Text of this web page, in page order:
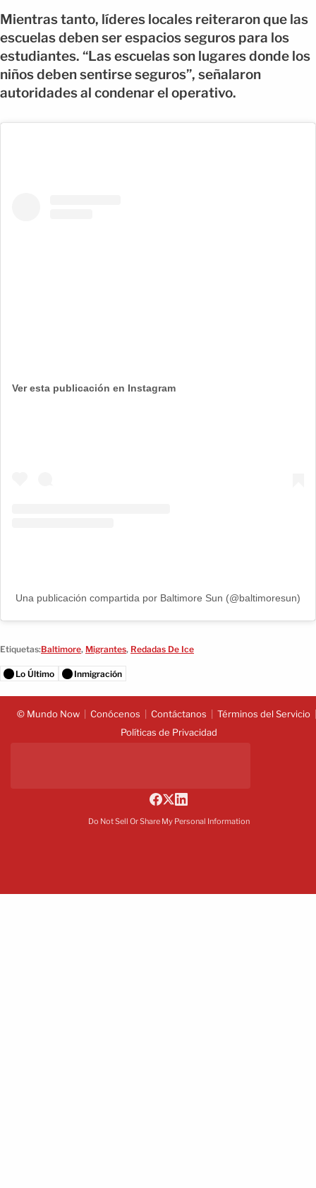
Mientras tanto, líderes locales reiteraron que las
escuelas deben ser espacios seguros para los
estudiantes. “Las escuelas son lugares donde los
niños deben sentirse seguros”, señalaron
autoridades al condenar el operativo.
Ver esta publicación en Instagram
Una publicación compartida por Baltimore Sun (@baltimoresun)
Etiquetas:Baltimore, Migrantes, Redadas De Ice
Lo Último Inmigración
© Mundo Now Conócenos Contáctanos
Términos del Servicio
Políticas de Privacidad
Do Not Sell Or Share My Personal Information